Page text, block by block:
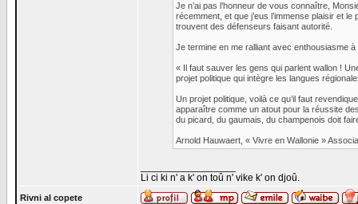
Je n’ai pas l’honneur de vous connaître,
récemment, et que j’eus l’immense plaisir et
trouvent des défenseurs faisant autorité.
Je termine en me ralliant avec enthousiasme
« Il faut sauver les gens qui parlent wallon !
projet politique qui intègre les langues
Un projet politique, voilà ce qu’il faut
apparaître comme un atout pour la réussite
du picard, du gaumais, du champenois doit
Arnold Hauwaert, « Vivre en Wallonie »
Li ci ki n' a k' on toû n' vike k' on djoû.
Rivni al copete